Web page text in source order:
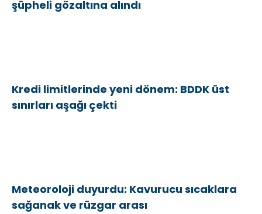
şüpheli gözaltına alındı
Kredi limitlerinde yeni dönem: BDDK üst
sınırları aşağı çekti
Meteoroloji duyurdu: Kavurucu sıcaklara
sağanak ve rüzgar arası